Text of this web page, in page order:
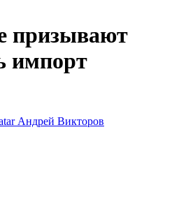
призывают
импорт
Андрей Викторов